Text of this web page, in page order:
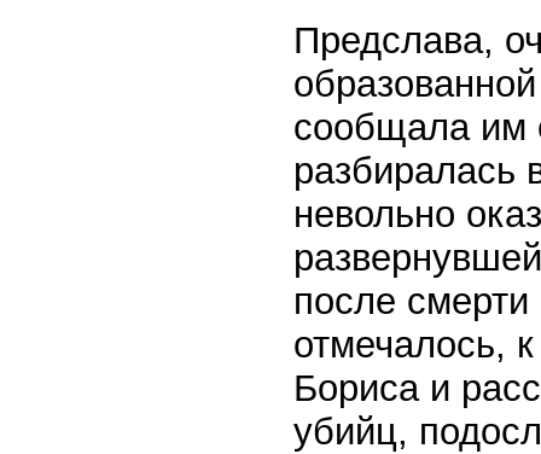
Предслава,
сообщала им
разбиралась
невольно
после
отмечалось,
Бориса и
убийц,